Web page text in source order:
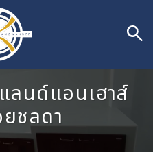
ลนด์แอนเฮาส์
ชลดา